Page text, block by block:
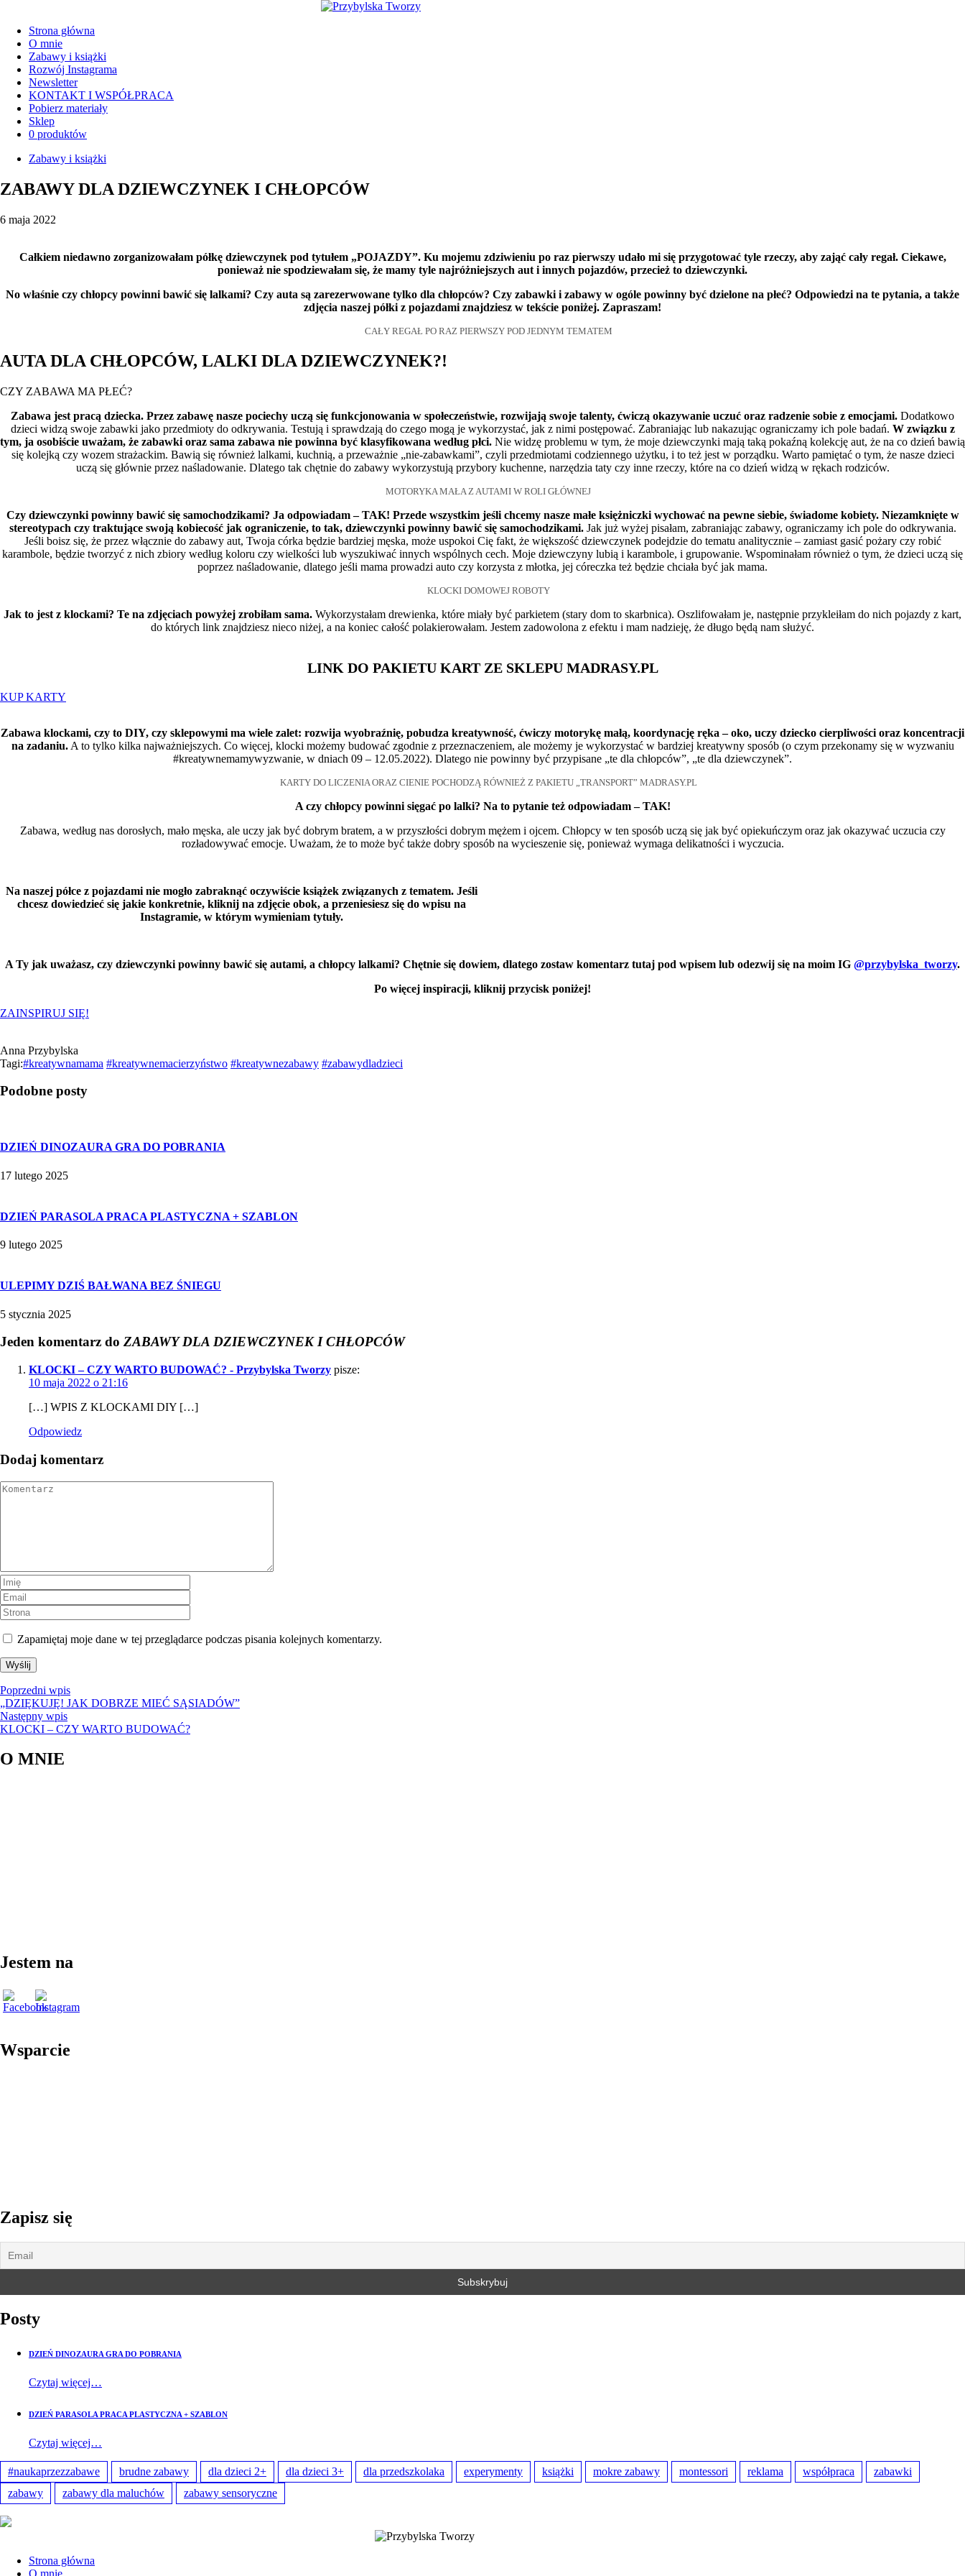
Strona główna
O mnie
Zabawy i książki
Rozwój Instagrama
Newsletter
KONTAKT I WSPÓŁPRACA
Pobierz materiały
Sklep
0 produktów
Zabawy i książki
ZABAWY DLA DZIEWCZYNEK I CHŁOPCÓW
6 maja 2022
Całkiem niedawno zorganizowałam półkę dziewczynek pod tytułem „POJAZDY”. Ku mojemu zdziwieniu po raz pierwszy udało mi się przygotować tyle rzeczy, aby zająć cały regał. Ciekawe,
ponieważ nie spodziewałam się, że mamy tyle najróżniejszych aut i innych pojazdów, przecież to dziewczynki.
No właśnie czy chłopcy powinni bawić się lalkami? Czy auta są zarezerwowane tylko dla chłopców? Czy zabawki i zabawy w ogóle powinny być dzielone na płeć? Odpowiedzi na te pytania, a także
zdjęcia naszej półki z pojazdami znajdziesz w tekście poniżej. Zapraszam!
CAŁY REGAŁ PO RAZ PIERWSZY POD JEDNYM TEMATEM
AUTA DLA CHŁOPCÓW, LALKI DLA DZIEWCZYNEK?!
CZY ZABAWA MA PŁEĆ?
Zabawa jest pracą dziecka. Przez zabawę nasze pociechy uczą się funkcjonowania w społeczeństwie, rozwijają swoje talenty, ćwiczą okazywanie uczuć oraz radzenie sobie z emocjami. Dodatkowo
dzieci widzą swoje zabawki jako przedmioty do odkrywania. Testują i sprawdzają do czego mogą je wykorzystać, jak z nimi postępować. Zabraniając lub nakazując ograniczamy ich pole badań. W związku z
tym, ja osobiście uważam, że zabawki oraz sama zabawa nie powinna być klasyfikowana według płci. Nie widzę problemu w tym, że moje dziewczynki mają taką pokaźną kolekcję aut, że na co dzień bawią
się kolejką czy wozem strażackim. Bawią się również lalkami, kuchnią, a przeważnie „nie-zabawkami”, czyli przedmiotami codziennego użytku, i to też jest w porządku. Warto pamiętać o tym, że nasze dzieci
uczą się głównie przez naśladowanie. Dlatego tak chętnie do zabawy wykorzystują przybory kuchenne, narzędzia taty czy inne rzeczy, które na co dzień widzą w rękach rodziców.
MOTORYKA MAŁA Z AUTAMI W ROLI GŁÓWNEJ
Czy dziewczynki powinny bawić się samochodzikami? Ja odpowiadam – TAK! Przede wszystkim jeśli chcemy nasze małe księżniczki wychować na pewne siebie, świadome kobiety. Niezamknięte w
stereotypach czy traktujące swoją kobiecość jak ograniczenie, to tak, dziewczynki powinny bawić się samochodzikami.Jak już wyżej pisałam, zabraniając zabawy, ograniczamy ich pole do odkrywania.
Jeśli boisz się, że przez włącznie do zabawy aut, Twoja córka będzie bardziej męska, może uspokoi Cię fakt, że większość dziewczynek podejdzie do tematu analitycznie – zamiast gasić pożary czy robić
karambole, będzie tworzyć z nich zbiory według koloru czy wielkości lub wyszukiwać innych wspólnych cech. Moje dziewczyny lubią i karambole, i grupowanie. Wspominałam również o tym, że dzieci uczą się
poprzez naśladowanie, dlatego jeśli mama prowadzi auto czy korzysta z młotka, jej córeczka też będzie chciała być jak mama.
KLOCKI DOMOWEJ ROBOTY
Jak to jest z klockami? Te na zdjęciach powyżej zrobiłam sama. Wykorzystałam drewienka, które miały być parkietem (stary dom to skarbnica). Oszlifowałam je, następnie przykleiłam do nich pojazdy z kart,
do których link znajdziesz nieco niżej, a na koniec całość polakierowałam. Jestem zadowolona z efektu i mam nadzieję, że długo będą nam służyć.
LINK DO PAKIETU KART ZE SKLEPU MADRASY.PL
KUP KARTY
Zabawa klockami, czy to DIY, czy sklepowymi ma wiele zalet: rozwija wyobraźnię, pobudza kreatywność, ćwiczy motorykę małą, koordynację ręka – oko, uczy dziecko cierpliwości oraz koncentracji
na zadaniu.A to tylko kilka najważniejszych. Co więcej, klocki możemy budować zgodnie z przeznaczeniem, ale możemy je wykorzystać w bardziej kreatywny sposób (o czym przekonamy się w wyzwaniu
#kreatywnemamywyzwanie, w dniach 09 – 12.05.2022). Dlatego nie powinny być przypisane „te dla chłopców”, „te dla dziewczynek”.
KARTY DO LICZENIA ORAZ CIENIE POCHODZĄ RÓWNIEŻ Z PAKIETU „TRANSPORT” MADRASY.PL
A czy chłopcy powinni sięgać po lalki? Na to pytanie też odpowiadam – TAK!
Zabawa, według nas dorosłych, mało męska, ale uczy jak być dobrym bratem, a w przyszłości dobrym mężem i ojcem. Chłopcy w ten sposób uczą się jak być opiekuńczym oraz jak okazywać uczucia czy
rozładowywać emocje. Uważam, że to może być także dobry sposób na wycieszenie się, ponieważ wymaga delikatności i wyczucia.
Na naszej półce z pojazdami nie mogło zabraknąć oczywiście książek związanych z tematem. Jeśli
chcesz dowiedzieć się jakie konkretnie, kliknij na zdjęcie obok, a przeniesiesz się do wpisu na
Instagramie, w którym wymieniam tytuły.
A Ty jak uważasz, czy dziewczynki powinny bawić się autami, a chłopcy lalkami? Chętnie się dowiem, dlatego zostaw komentarz tutaj pod wpisem lub odezwij się na moim IG @przybylska_tworzy.
Po więcej inspiracji, kliknij przycisk poniżej!
ZAINSPIRUJ SIĘ!
Anna Przybylska
Tagi:#kreatywnamama #kreatywnemacierzyństwo #kreatywnezabawy #zabawydladzieci
Podobne posty
DZIEŃ DINOZAURA GRA DO POBRANIA
17 lutego 2025
DZIEŃ PARASOLA PRACA PLASTYCZNA + SZABLON
9 lutego 2025
ULEPIMY DZIŚ BAŁWANA BEZ ŚNIEGU
5 stycznia 2025
Jeden komentarz do ZABAWY DLA DZIEWCZYNEK I CHŁOPCÓW
KLOCKI – CZY WARTO BUDOWAĆ? - Przybylska Tworzy pisze:
10 maja 2022 o 21:16
[…] WPIS Z KLOCKAMI DIY […]
Odpowiedz
Dodaj komentarz
Zapamiętaj moje dane w tej przeglądarce podczas pisania kolejnych komentarzy.
Poprzedni wpisPoprzedni
wpis:
„DZIĘKUJĘ! JAK DOBRZE MIEĆ SĄSIADÓW”
Następny wpisNastępny
wpis:
KLOCKI – CZY WARTO BUDOWAĆ?
O MNIE
Jestem na
Wsparcie
Zapisz się
Posty
DZIEŃ DINOZAURA GRA DO POBRANIA
Czytaj więcej…
DZIEŃ PARASOLA PRACA PLASTYCZNA + SZABLON
Czytaj więcej…
#naukaprzezzabawe brudne zabawy dla dzieci 2+ dla dzieci 3+ dla przedszkolaka experymenty książki mokre zabawy montessori reklama współpraca
zabawki
zabawy
zabawy dla maluchów zabawy sensoryczne
Strona główna
O mnie